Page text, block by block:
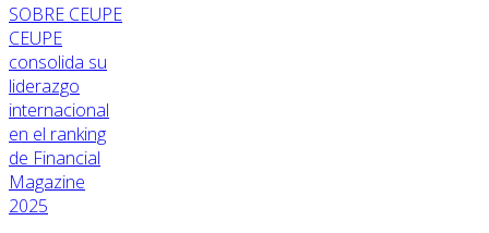
SOBRE CEUPE
CEUPE
consolida su
liderazgo
internacional
en el ranking
de Financial
Magazine
2025